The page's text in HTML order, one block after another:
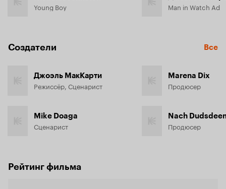
Young Boy Man in Watch Ad
Создатели Все
Джоэль МакКарти
Режиссёр, Сценарист
Mike Doaga
Сценарист
Marena Dix
Продюсер
Nach
Продюсер
Рейтинг фильма